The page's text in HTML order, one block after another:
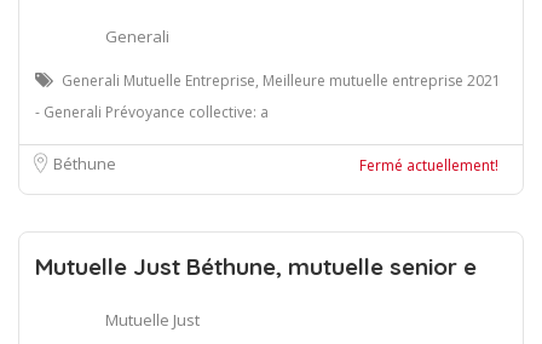
Generali
Generali Mutuelle Entreprise, Meilleure mutuelle entreprise 2021
- Generali Prévoyance collective: a
Béthune Fermé actuellement!
Mutuelle Just Béthune, mutuelle senior e
Mutuelle Just